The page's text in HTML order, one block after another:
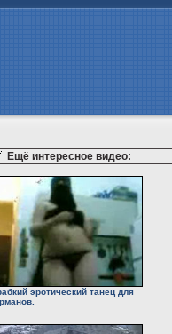
Ещё интересное видео:
эротический танец для